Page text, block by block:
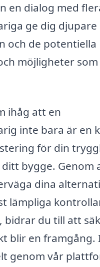
en dialog med
ge dig
och de potentiella
möjligheter som
ihåg att en
inte bara är en
för din
bygge. Genom
dina
lämpliga
bidrar du till att
blir en framgång.
genom vår